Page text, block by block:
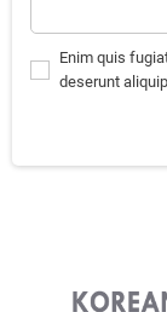
Enim quis
deserunt